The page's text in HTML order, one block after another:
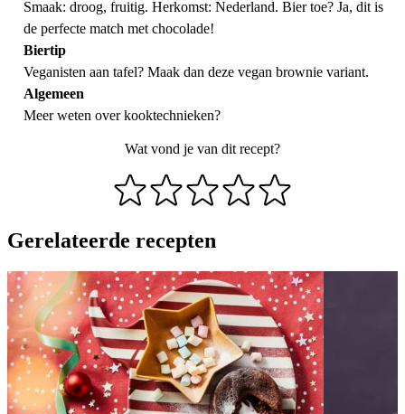
Smaak: droog, fruitig. Herkomst: Nederland. Bier toe? Ja, dit is
de perfecte match met chocolade!
Biertip
Veganisten aan tafel? Maak dan deze vegan brownie variant.
Algemeen
Meer weten overkooktechnieken?
Wat vond je van dit recept?
Gerelateerde recepten